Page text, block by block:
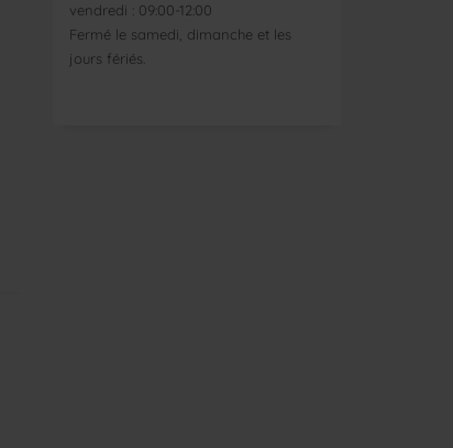
vendredi : 09:00-12:00
Fermé le samedi, dimanche et les
jours fériés.